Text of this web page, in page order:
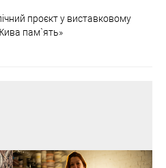
проєкт у виставковому
пам`ять»